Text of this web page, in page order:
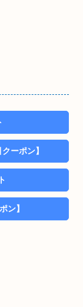
ーポン】
ン】